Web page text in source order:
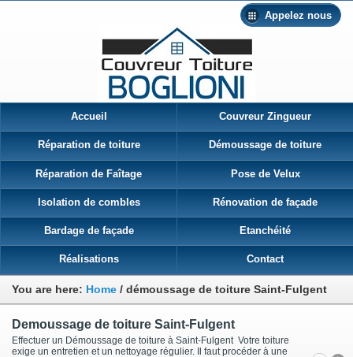
Appelez nous
Accueil Couvreur Zingueur
Réparation de toiture Démoussage de toiture
Réparation de Faîtage Pose de Velux
Isolation de combles Rénovation de façade
Bardage de façade Etanchéité
Réalisations Contact
You are here: Home / démoussage de toiture Saint-Fulgent
Demoussage de toiture Saint-Fulgent
Effectuer un Démoussage de toiture à Saint-Fulgent Votre toiture
exige un entretien et un nettoyage régulier. Il faut procéder à une